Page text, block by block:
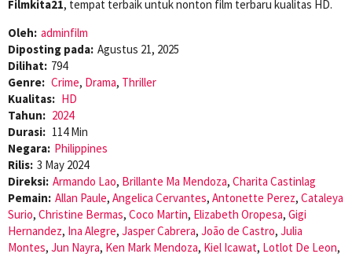
Filmkita21, tempat terbaik untuk nonton film terbaru kualitas HD.
Oleh: adminfilm
Diposting pada: Agustus 21, 2025
Dilihat: 794
Genre: Crime, Drama, Thriller
Kualitas: HD
Tahun: 2024
Durasi: 114 Min
Negara: Philippines
Rilis: 3 May 2024
Direksi: Armando Lao, Brillante Ma Mendoza, Charita Castinlag
Pemain: Allan Paule, Angelica Cervantes, Antonette Perez, Cataleya
Surio, Christine Bermas, Coco Martin, Elizabeth Oropesa, Gigi
Hernandez, Ina Alegre, Jasper Cabrera, João de Castro, Julia
Montes, Jun Nayra, Ken Mark Mendoza, Kiel Icawat, Lotlot De Leon,